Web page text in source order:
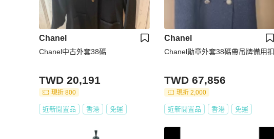
Chanel
Chanel中古外套38碼
TWD 20,191
現折 800
近新閒置品 香港 免運
Chanel
Chanel勛章外套38碼帶吊牌備用扣
TWD 67,856
現折 2,000
近新閒置品 香港 免運